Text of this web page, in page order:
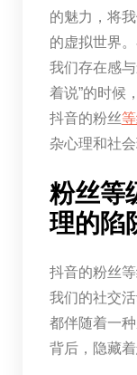
的魅力，将
的虚拟世界
我们存在感
着说”的时候
抖音的粉丝
杂心理和社会
粉丝等
理的陷
抖音的粉丝
我们的社交
都伴随着一
背后，隐藏